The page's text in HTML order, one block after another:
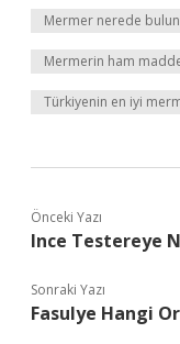
Mermer nerede
Mermerin ham
Türkiyenin en iyi
Önceki Yazı
Ince Testereye
Sonraki Yazı
Fasulye Hangi